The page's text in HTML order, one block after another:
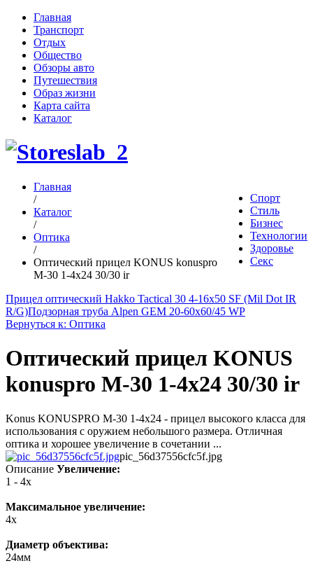
Главная
Транспорт
Отдых
Общество
Обзоры авто
Путешествия
Образ жизни
Карта сайта
Каталог
Спорт
Стиль
Бизнес
Технологии
Здоровье
Секс
Главная
/
Каталог
/
Оптика
/
Оптический прицел KONUS konuspro
M-30 1-4x24 30/30 ir
Прицел оптический Hakko Tactical 30 4-16x50 SF (Mil Dot IR
R/G)Подзорная труба Alpen GEM 20-60x60/45 WP
Вернуться к: Оптика
Оптический прицел KONUS
konuspro M-30 1-4x24 30/30 ir
Konus KONUSPRO M-30 1-4x24 - прицел высокого класса для
использования с оружием небольшого размера. Отличная
оптика и хорошее увеличение в сочетании ...
pic_56d37556cfc5f.jpg
Описание Увеличение:
1 - 4x
Максимальное увеличение:
4x
Диаметр объектива:
24мм